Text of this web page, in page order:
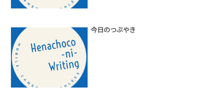
今日のつぶやき